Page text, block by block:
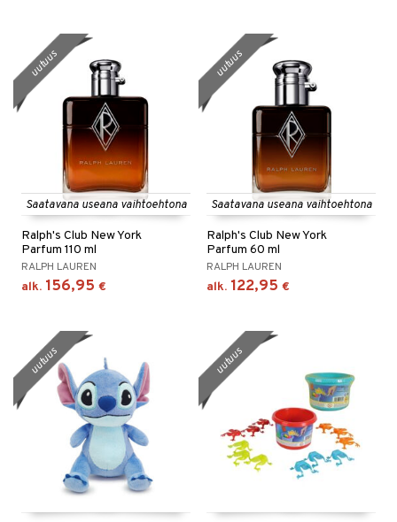
Saatavana useana vaihtoehtona
Ralph's Club New York
Parfum 110 ml
RALPH LAUREN
alk. 156,95 €
uutuus
Saatavana useana vaihtoehtona
Ralph's Club New York
Parfum 60 ml
RALPH LAUREN
alk. 122,95 €
uutuus
uutuus uutuus